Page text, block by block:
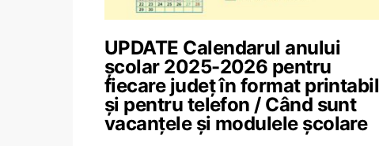
UPDATE Calendarul anului
școlar 2025-2026 pentru
fiecare județ în format printabil
și pentru telefon / Când sunt
vacanțele și modulele școlare